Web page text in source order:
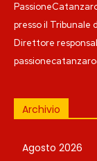
presso il Tribunale
Direttore
Archivio
Agosto 2026